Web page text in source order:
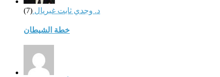
د. وجدي ثابت غبريال (7)
خطة الشيطان